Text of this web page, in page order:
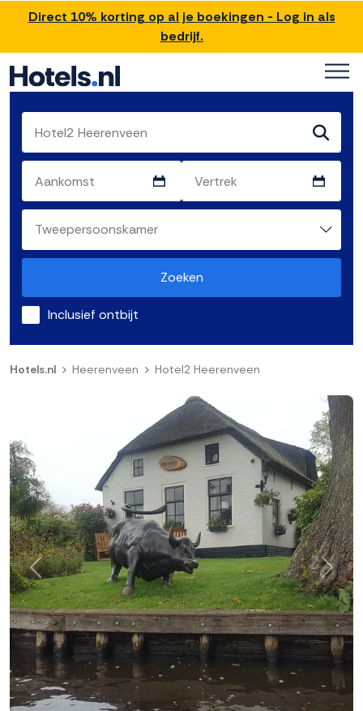
Direct 10% korting op al je boekingen - Log in als
bedrijf.
Zoeken
Inclusief ontbijt
Hotels.nl Heerenveen Hotel2 Heerenveen